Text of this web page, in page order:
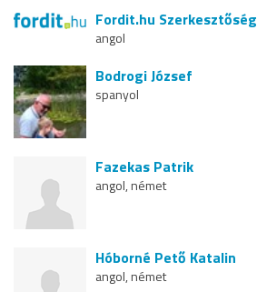
Fordit.hu Szerkesztőség
angol
Bodrogi József
spanyol
Fazekas Patrik
angol, német
Hóborné Pető Katalin
angol, német